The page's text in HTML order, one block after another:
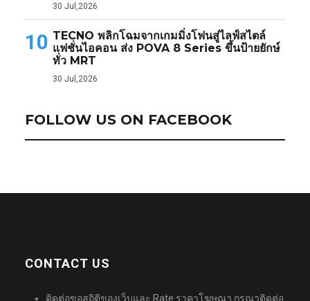
30 Jul,2026
10 TECNO พลิกโฉมจากเกมมิ่งโฟนสู่ไลฟ์สไตล์
แฟชั่นไอคอน ส่ง POVA 8 Series ขึ้นป้ายยักษ์
ทั่ว MRT
30 Jul,2026
FOLLOW US ON FACEBOOK
CONTACT US
ติดต่อขอสถิติของเว็บและ Rate ราคาโฆษณา กรุณาติดต่อ